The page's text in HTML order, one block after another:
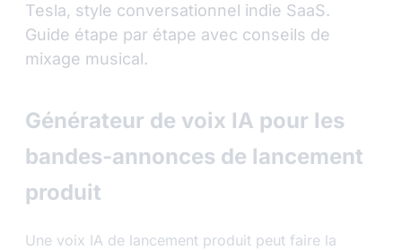
Tesla, style conversationnel indie SaaS.
Guide étape par étape avec conseils de
mixage musical.
Générateur de voix IA pour les
bandes-annonces de lancement
produit
Une voix IA de lancement produit peut faire la